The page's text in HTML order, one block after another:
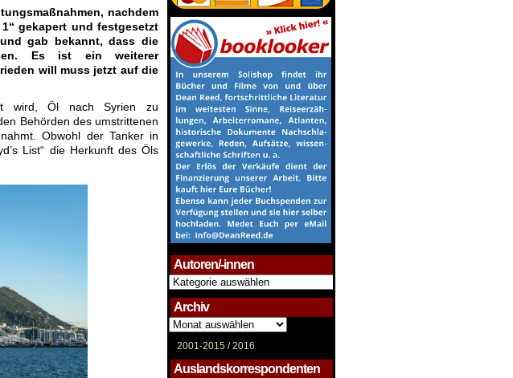
nachdem
gekapert und festgesetzt
gab bekannt, dass die
Es ist ein weiterer
will muss jetzt auf die
wird, Öl nach Syrien zu
Behörden des umstrittenen
Obwohl der Tanker in
List“ die Herkunft des Öls
Autoren/-innen
Autoren/-
innen
Archiv
Archiv
2001-2015 /2016
Auslandskorrespondenten